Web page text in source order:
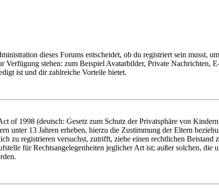
dieses Forums entscheidet, ob du registriert sein musst,
stehen: zum Beispiel Avatarbilder, Private Nachrichten,
ist und dir zahlreiche Vorteile bietet.
of 1998 (deutsch: Gesetz zum Schutz der Privatsphäre von
unter 13 Jahren erheben, hierzu die Zustimmung der Eltern
zu registrieren versuchst, zutrifft, ziehe einen rechtlichen
für Rechtsangelegenheiten jeglicher Art ist; außer solchen,